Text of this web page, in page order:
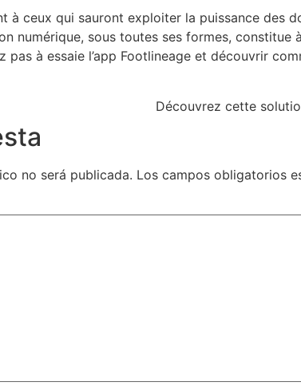
à ceux qui sauront exploiter la puissance des
numérique, sous toutes ses formes,
pas à essaie l’app Footlineage et découvrir
Découvrez cette
no será publicada. Los campos obligatorios